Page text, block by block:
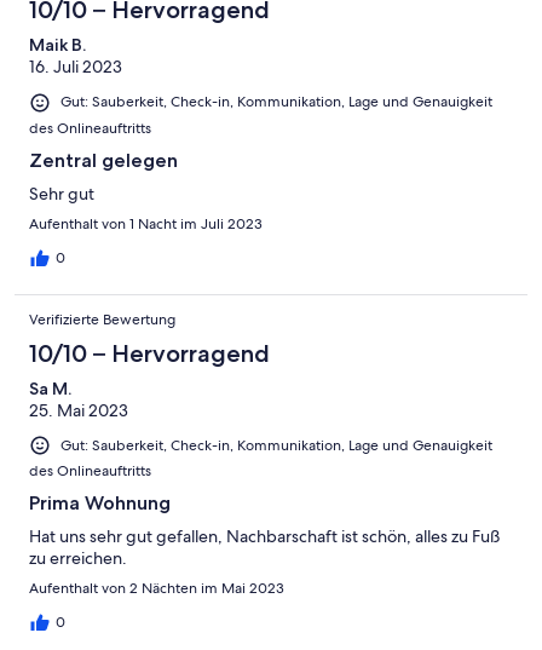
10/10 – Hervorragend
Maik B.
16. Juli 2023
Gut: Sauberkeit, Check-in, Kommunikation, Lage und Genauigkeit
des Onlineauftritts
Zentral gelegen
Sehr gut
Aufenthalt von 1 Nacht im Juli 2023
0
Verifizierte Bewertung
10/10 – Hervorragend
Sa M.
25. Mai 2023
Gut: Sauberkeit, Check-in, Kommunikation, Lage und Genauigkeit
des Onlineauftritts
Prima Wohnung
Hat uns sehr gut gefallen, Nachbarschaft ist schön, alles zu Fuß
zu erreichen.
Aufenthalt von 2 Nächten im Mai 2023
0